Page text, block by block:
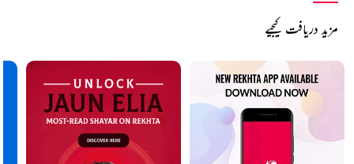
مزید دریافت کیجیے